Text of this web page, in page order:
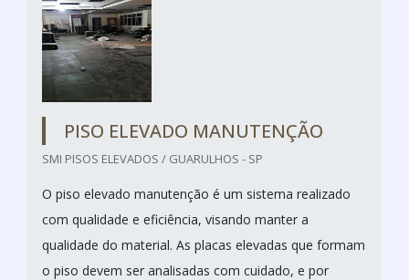
PISO ELEVADO MANUTENÇÃO
SMI PISOS ELEVADOS / GUARULHOS - SP
O piso elevado manutenção é um sistema realizado
com qualidade e eficiência, visando manter a
qualidade do material. As placas elevadas que formam
o piso devem ser analisadas com cuidado, e por